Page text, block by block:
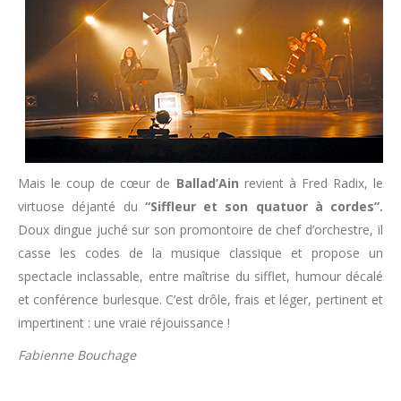
Mais le coup de cœur de Ballad’Ain revient à Fred Radix, le
virtuose déjanté du “Siffleur et son quatuor à cordes”.
Doux dingue juché sur son promontoire de chef d’orchestre, il
casse les codes de la musique classique et propose un
spectacle inclassable, entre maîtrise du sifflet, humour décalé
et conférence burlesque. C’est drôle, frais et léger, pertinent et
impertinent : une vraie réjouissance !
Fabienne Bouchage